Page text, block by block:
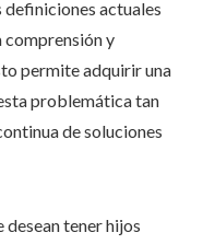
definiciones actuales
comprensión y
permite adquirir una
problemática tan
de soluciones
desean tener hijos